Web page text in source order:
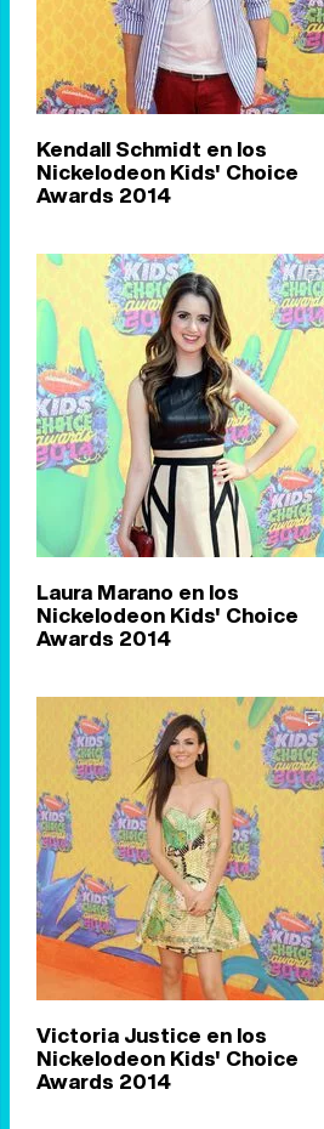
Kendall Schmidt en los
Nickelodeon Kids' Choice
Awards 2014
Laura Marano en los
Nickelodeon Kids' Choice
Awards 2014
Victoria Justice en los
Nickelodeon Kids' Choice
Awards 2014